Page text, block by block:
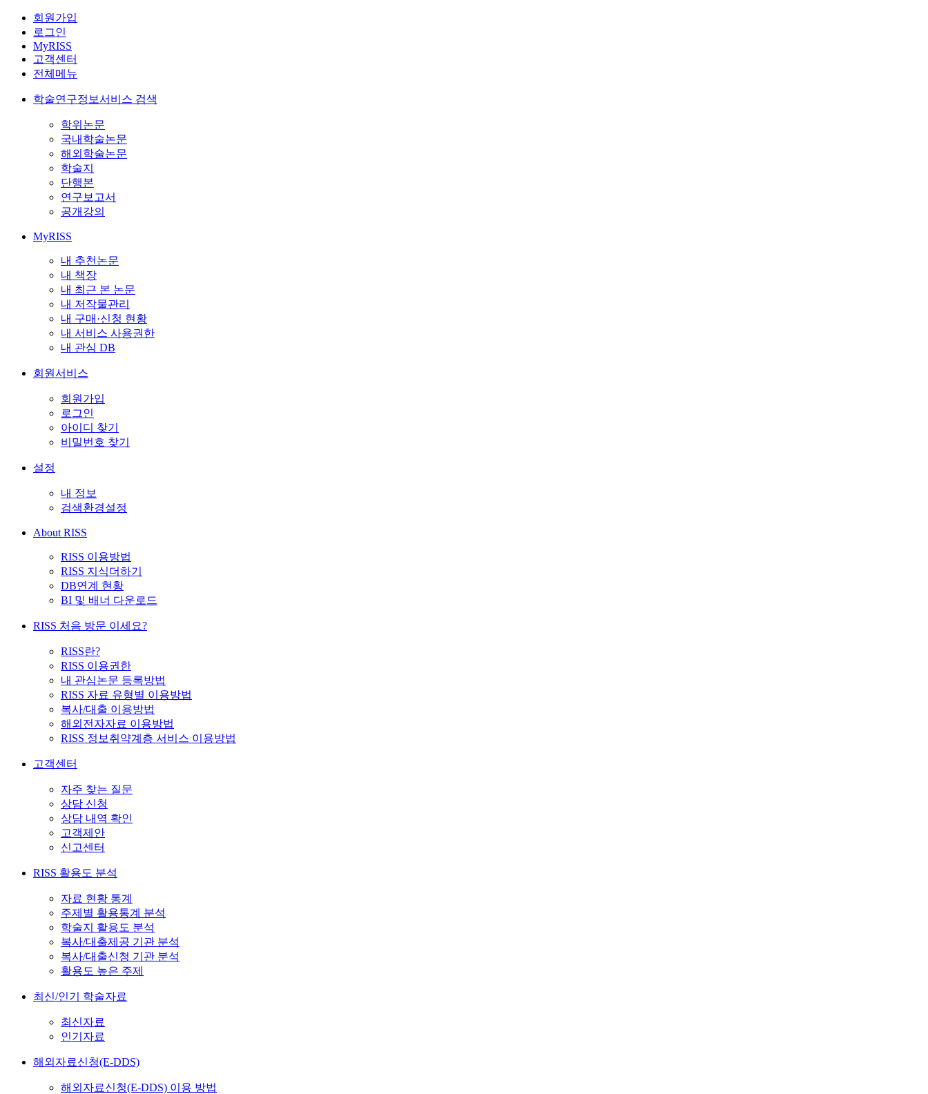
회원가입
로그인
MyRISS
고객센터
전체메뉴
학술연구정보서비스 검색
학위논문
국내학술논문
해외학술논문
학술지
단행본
연구보고서
공개강의
MyRISS
내 추천논문
내 책장
내 최근 본 논문
내 저작물관리
내 구매·신청 현황
내 서비스 사용권한
내 관심 DB
회원서비스
회원가입
로그인
아이디 찾기
비밀번호 찾기
설정
내 정보
검색환경설정
About RISS
RISS 이용방법
RISS 지식더하기
DB연계 현황
BI 및 배너 다운로드
RISS 처음 방문 이세요?
RISS란?
RISS 이용권한
내 관심논문 등록방법
RISS 자료 유형별 이용방법
복사/대출 이용방법
해외전자자료 이용방법
RISS 정보취약계층 서비스 이용방법
고객센터
자주 찾는 질문
상담 신청
상담 내역 확인
고객제안
신고센터
RISS 활용도 분석
자료 현황 통계
주제별 활용통계 분석
학술지 활용도 분석
복사/대출제공 기관 분석
복사/대출신청 기관 분석
활용도 높은 주제
최신/인기 학술자료
최신자료
인기자료
해외자료신청(E-DDS)
해외자료신청(E-DDS) 이용 방법